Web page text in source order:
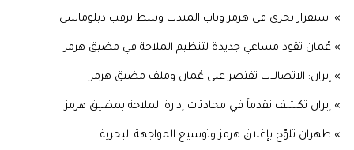
» استقرار بحري في هرمز وباب المندب وسط ترقب دبلوماسي
» عُمان تقود مساعي جديدة لتنظيم الملاحة في مضيق هرمز
» إيران: الاتصالات تقتصر على عُمان وملف مضيق هرمز
» إيران تكشف تقدماً في محادثات إدارة الملاحة بمضيق هرمز
» طهران تلوّح بإغلاق هرمز وتوسيع المواجهة البحرية